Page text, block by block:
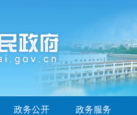
政务公开 政务服务